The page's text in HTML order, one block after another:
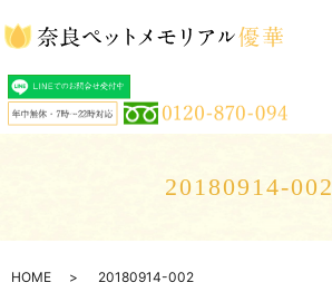
20180914-002
HOME 20180914-002